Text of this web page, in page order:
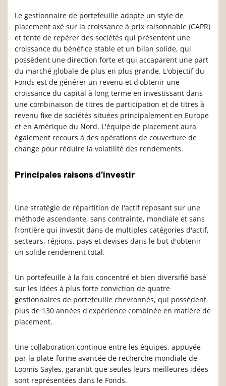
Le gestionnaire de portefeuille adopte un style de
placement axé sur la croissance à prix raisonnable (CAPR)
et tente de repérer des sociétés qui présentent une
croissance du bénéfice stable et un bilan solide, qui
possèdent une direction forte et qui accaparent une part
du marché globale de plus en plus grande. L'objectif du
Fonds est de générer un revenu et d'obtenir une
croissance du capital à long terme en investissant dans
une combinaison de titres de participation et de titres à
revenu fixe de sociétés situées principalement en Europe
et en Amérique du Nord. L'équipe de placement aura
également recours à des opérations de couverture de
change pour réduire la volatilité des rendements.
Principales raisons d’investir
Une stratégie de répartition de l'actif reposant sur une
méthode ascendante, sans contrainte, mondiale et sans
frontière qui investit dans de multiples catégories d'actif,
secteurs, régions, pays et devises dans le but d'obtenir
un solide rendement total.
Un portefeuille à la fois concentré et bien diversifié basé
sur les idées à plus forte conviction de quatre
gestionnaires de portefeuille chevronnés, qui possèdent
plus de 130 années d'expérience combinée en matière de
placement.
Une collaboration continue entre les équipes, appuyée
par la plate-forme avancée de recherche mondiale de
Loomis Sayles, garantit que seules leurs meilleures idées
sont représentées dans le Fonds.